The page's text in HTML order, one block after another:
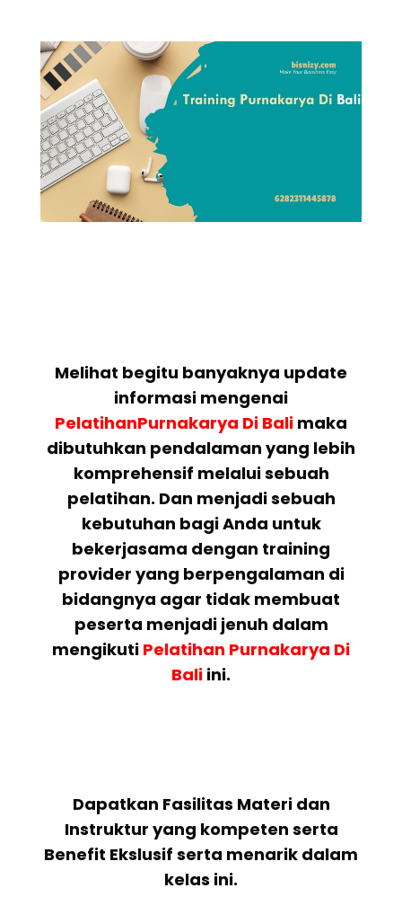
Melihat begitu banyaknya update
informasi mengenai
PelatihanPurnakarya Di Bali maka
dibutuhkan pendalaman yang lebih
komprehensif melalui sebuah
pelatihan. Dan menjadi sebuah
kebutuhan bagi Anda untuk
bekerjasama dengan training
provider yang berpengalaman di
bidangnya agar tidak membuat
peserta menjadi jenuh dalam
mengikuti Pelatihan Purnakarya Di
Bali ini.
Dapatkan Fasilitas Materi dan
Instruktur yang kompeten serta
Benefit Ekslusif serta menarik dalam
kelas ini.